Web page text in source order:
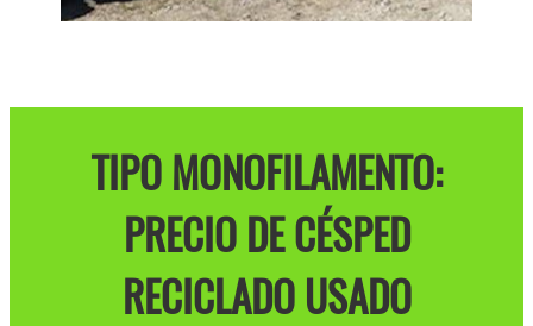
TIPO MONOFILAMENTO:
PRECIO DE CÉSPED
RECICLADO USADO